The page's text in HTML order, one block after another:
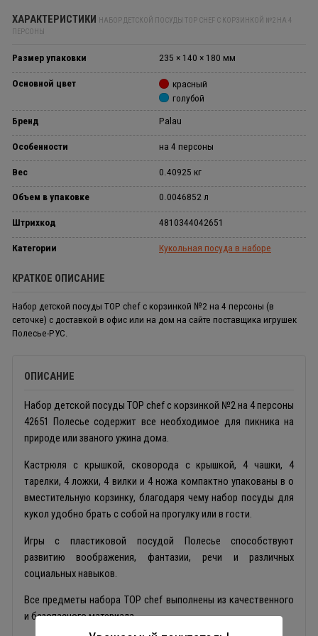
ХАРАКТЕРИСТИКИ НАБОР ДЕТСКОЙ ПОСУДЫ TOP CHEF С КОРЗИНКОЙ №2 НА 4
ПЕРСОНЫ
Размер упаковки 235 × 140 × 180 мм
Основной цвет
красный
голубой
Бренд Palau
Особенности на 4 персоны
Вес 0.40925 кг
Объем в упаковке 0.0046852 л
Штрихкод 4810344042651
Категории Кукольная посуда в наборе
КРАТКОЕ ОПИСАНИЕ
Набор детской посуды TOP chef с корзинкой №2 на 4 персоны (в
сеточке) с доставкой в офис или на дом на сайте поставщика игрушек
Полесье-РУС.
ОПИСАНИЕ
Набор детской посуды TOP chef с корзинкой №2 на 4 персоны
42651 Полесье содержит все необходимое для пикника на
природе или званого ужина дома.
Кастрюля с крышкой, сковорода с крышкой, 4 чашки, 4
тарелки, 4 ложки, 4 вилки и 4 ножа компактно упакованы в о
вместительную корзинку, благодаря чему набор посуды для
кукол удобно брать с собой на прогулку или в гости.
Игры с пластиковой посудой Полесьеспособствуют
развитию воображения, фантазии, речи и различных
социальных навыков.
Все предметы набора TOP chef выполнены из качественного
и безопасного материала.